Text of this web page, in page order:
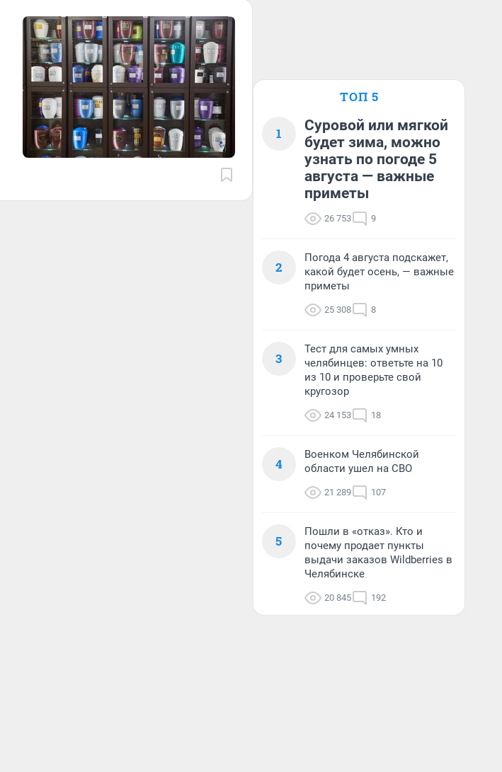
ТОП 5
1
Суровой или мягкой
будет зима, можно
узнать по погоде 5
августа — важные
приметы
26 753 9
2
Погода 4 августа подскажет,
какой будет осень, — важные
приметы
25 308 8
3
Тест для самых умных
челябинцев: ответьте на 10
из 10 и проверьте свой
кругозор
24 153 18
4
Военком Челябинской
области ушел на СВО
21 289 107
5
Пошли в «отказ». Кто и
почему продает пункты
выдачи заказов Wildberries в
Челябинске
20 845 192